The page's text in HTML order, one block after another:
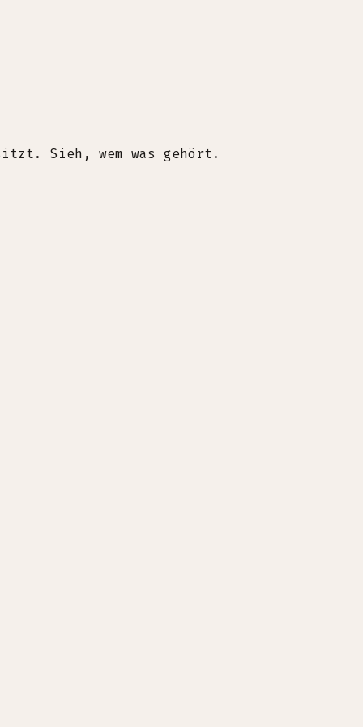
Sieh, wem was gehört.